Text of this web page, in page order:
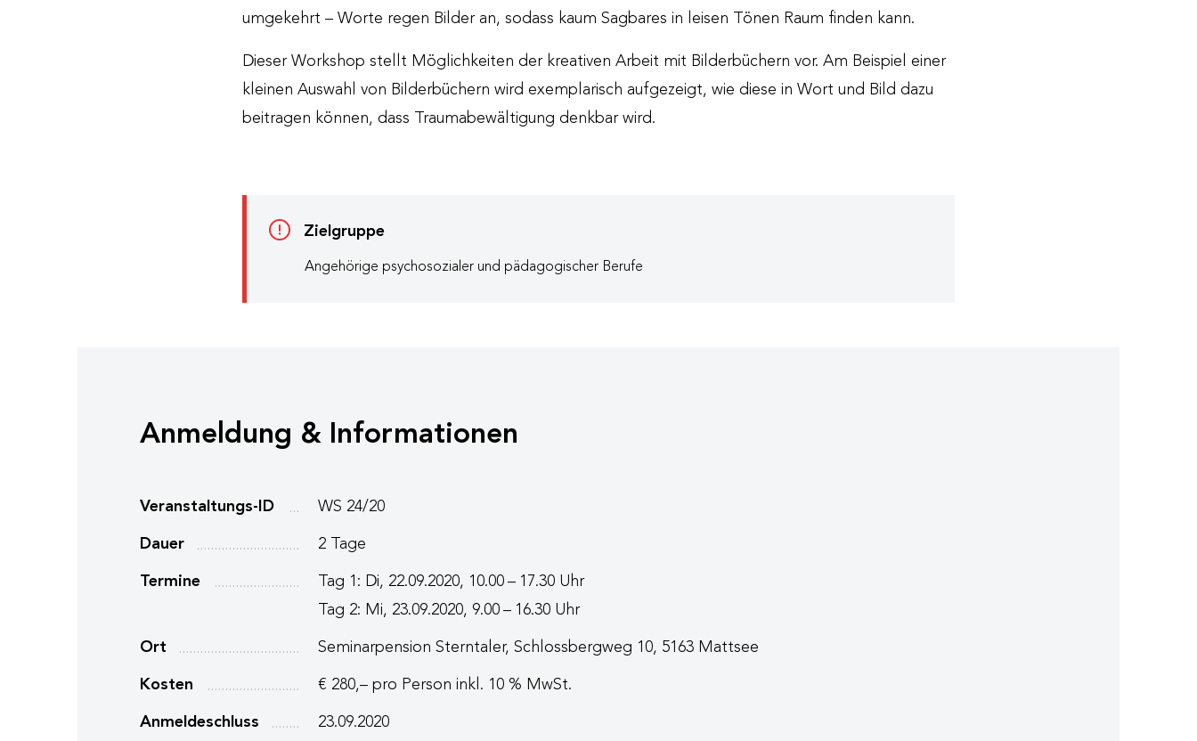
umgekehrt – Worte regen Bilder an, sodass kaum Sagbares in leisen Tönen Raum finden kann.
Dieser Workshop stellt Möglichkeiten der kreativen Arbeit mit Bilderbüchern vor. Am Beispiel einer
kleinen Auswahl von Bilderbüchern wird exemplarisch aufgezeigt, wie diese in Wort und Bild dazu
beitragen können, dass Traumabewältigung denkbar wird.
Zielgruppe
Angehörige psychosozialer und pädagogischer Berufe
Anmeldung & Informationen
Veranstaltungs-ID WS 24/20
Dauer 2 Tage
Termine
Tag 1: Di, 22.09.2020, 10.00 – 17.30 Uhr
Tag 2: Mi, 23.09.2020, 9.00 – 16.30 Uhr
Ort Seminarpension Sterntaler, Schlossbergweg 10, 5163 Mattsee
Kosten € 280,– pro Person inkl. 10 % MwSt.
Anmeldeschluss 23.09.2020